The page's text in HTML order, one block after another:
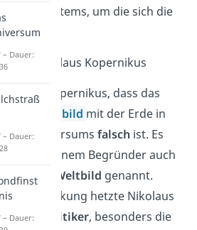
um die sich die
drehen.
Nikolaus Kopernikus
bewies Kopernikus, dass das
Weltbild mit der Erde in
des Universums falsch ist. Es
nach seinem Begründer auch
Weltbild genannt.
Entdeckung hetzte Nikolaus
viele Kritiker, besonders die
– Dauer:
– Dauer:
– Dauer: